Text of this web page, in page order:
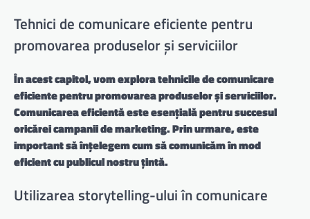
Tehnici de comunicare eficiente pentru
promovarea produselor și serviciilor
În acest capitol, vom explora tehnicile de comunicare
eficiente pentru promovarea produselor și serviciilor.
Comunicarea eficientă este esențială pentru succesul
oricărei campanii de marketing. Prin urmare, este
important să înțelegem cum să comunicăm în mod
eficient cu publicul nostru țintă.
Utilizarea storytelling-ului în comunicare